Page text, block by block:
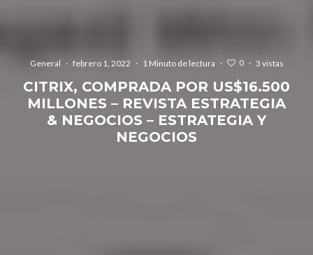
General · febrero 1, 2022 · 1 Minuto de lectura · 0 · 3 vistas
CITRIX, COMPRADA POR US$16.500
MILLONES – REVISTA ESTRATEGIA
& NEGOCIOS – ESTRATEGIA Y
NEGOCIOS